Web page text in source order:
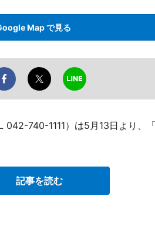
Map で見る
740-1111）は5月13日より、
記事を読む